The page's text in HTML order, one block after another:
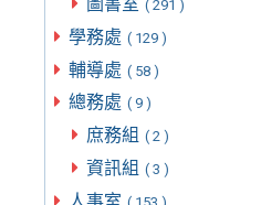
( 291 )
學務處 ( 129 )
輔導處 ( 58 )
總務處 ( 9 )
庶務組 ( 2 )
資訊組 ( 3 )
人事室